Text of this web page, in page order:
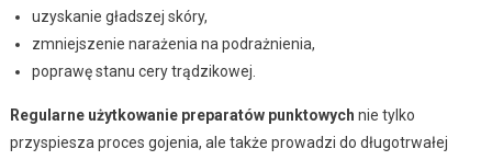
uzyskanie gładszej skóry,
zmniejszenie narażenia na podrażnienia,
poprawę stanu cery trądzikowej.
Regularne użytkowanie preparatów punktowych nie tylko
przyspiesza proces gojenia, ale także prowadzi do długotrwałej